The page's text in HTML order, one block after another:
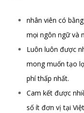
nhân viên có
mọi ngôn ngữ và
Luôn luôn được
mong muốn tạo
phí thấp nhất.
Cam kết được
số ít đơn vị tại